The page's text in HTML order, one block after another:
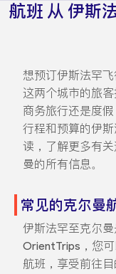
航班 从 伊斯
想预订伊斯法罕
这两个城市的旅
商务旅行还是度
行程和预算的伊
读，了解更多有
曼的所有信息。
常见的克尔曼
伊斯法罕至克尔
OrientTrips，您
航班，享受前往